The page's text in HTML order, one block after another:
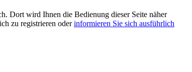
Dort wird Ihnen die Bedienung dieser Seite näher
zu registrieren oderinformieren Sie sich ausführlich